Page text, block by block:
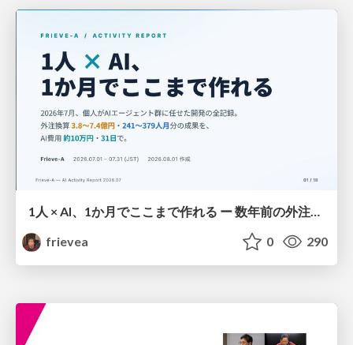
1人 × AI、1か月でここまで作れる ー 数年前の外注換算3.8〜7.4億円・241〜379人月分の作業を、AI費用 約10万円・31日で
frievea
0 290